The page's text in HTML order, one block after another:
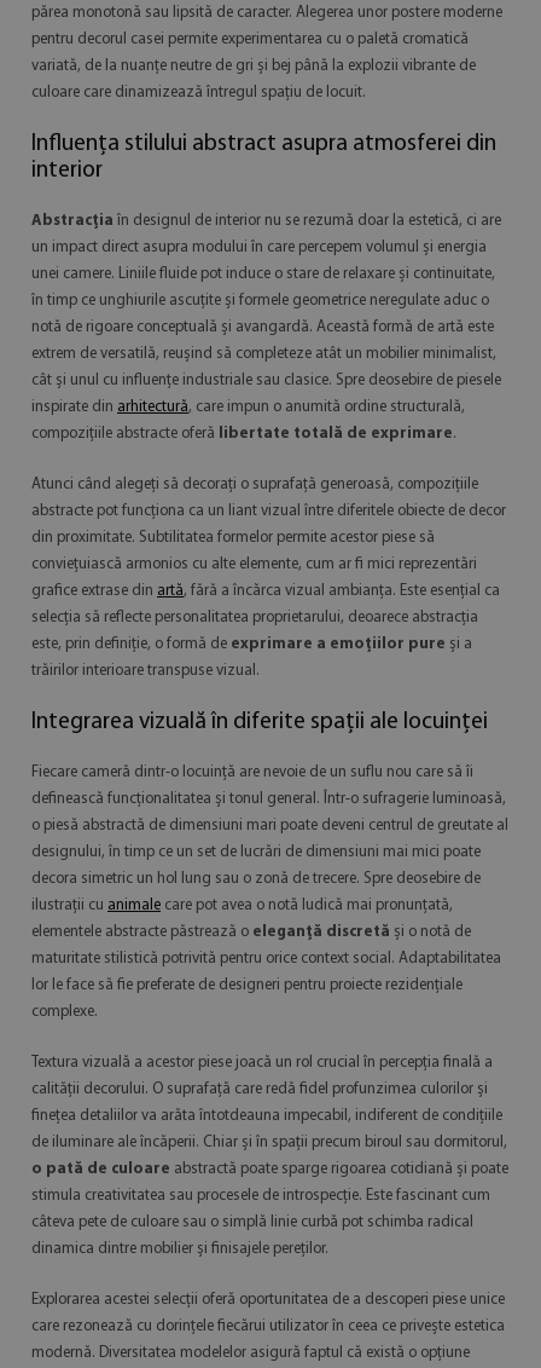
părea monotonă sau lipsită de caracter. Alegerea unor postere moderne
pentru decorul casei permite experimentarea cu o paletă cromatică
variată, de la nuanțe neutre de gri și bej până la explozii vibrante de
culoare care dinamizează întregul spațiu de locuit.
Influența stilului abstract asupra atmosferei din
interior
Abstracția în designul de interior nu se rezumă doar la estetică, ci are
un impact direct asupra modului în care percepem volumul și energia
unei camere. Liniile fluide pot induce o stare de relaxare și continuitate,
în timp ce unghiurile ascuțite și formele geometrice neregulate aduc o
notă de rigoare conceptuală și avangardă. Această formă de artă este
extrem de versatilă, reușind să completeze atât un mobilier minimalist,
cât și unul cu influențe industriale sau clasice. Spre deosebire de piesele
inspirate din arhitectură, care impun o anumită ordine structurală,
compozițiile abstracte oferă
libertate totală de exprimare.
Atunci când alegeți să decorați o suprafață generoasă, compozițiile
abstracte pot funcționa ca un liant vizual între diferitele obiecte de decor
din proximitate. Subtilitatea formelor permite acestor piese să
conviețuiască armonios cu alte elemente, cum ar fi mici reprezentări
grafice extrase din artă, fără a încărca vizual ambianța. Este esențial ca
selecția să reflecte personalitatea proprietarului, deoarece abstracția
este, prin definiție, o formă de exprimare a emoțiilor pure și a
trăirilor interioare transpuse vizual.
Integrarea vizuală în diferite spații ale locuinței
Fiecare cameră dintr-o locuință are nevoie de un suflu nou care să îi
definească funcționalitatea și tonul general. Într-o sufragerie luminoasă,
o piesă abstractă de dimensiuni mari poate deveni centrul de greutate al
designului, în timp ce un set de lucrări de dimensiuni mai mici poate
decora simetric un hol lung sau o zonă de trecere. Spre deosebire de
ilustrații cu animale care pot avea o notă ludică mai pronunțată,
elementele abstracte păstrează o eleganță discretă și o notă de
maturitate stilistică potrivită pentru orice context social. Adaptabilitatea
lor le face să fie preferate de designeri pentru proiecte rezidențiale
complexe.
Textura vizuală a acestor piese joacă un rol crucial în percepția finală a
calității decorului. O suprafață care redă fidel profunzimea culorilor și
finețea detaliilor va arăta întotdeauna impecabil, indiferent de condițiile
de iluminare ale încăperii. Chiar și în spații precum biroul sau dormitorul,
o pată de culoare abstractă poate sparge rigoarea cotidiană și poate
stimula creativitatea sau procesele de introspecție. Este fascinant cum
câteva pete de culoare sau o simplă linie curbă pot schimba radical
dinamica dintre mobilier și finisajele pereților.
Explorarea acestei selecții oferă oportunitatea de a descoperi piese unice
care rezonează cu dorințele fiecărui utilizator în ceea ce privește estetica
modernă. Diversitatea modelelor asigură faptul că există o opțiune